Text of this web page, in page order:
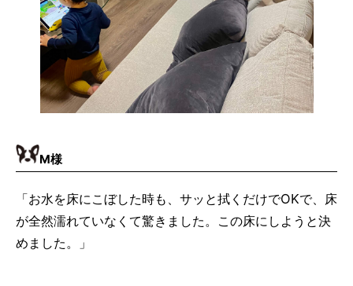
M様
「お水を床にこぼした時も、サッと拭くだけでOKで、床
が全然濡れていなくて驚きました。この床にしようと決
めました。」